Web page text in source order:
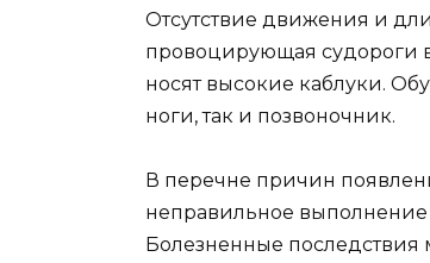
Отсутствие движения и
провоцирующая судороги
носят высокие каблуки.
ноги, так и позвоночник.
В перечне причин
неправильное
Болезненные последствия